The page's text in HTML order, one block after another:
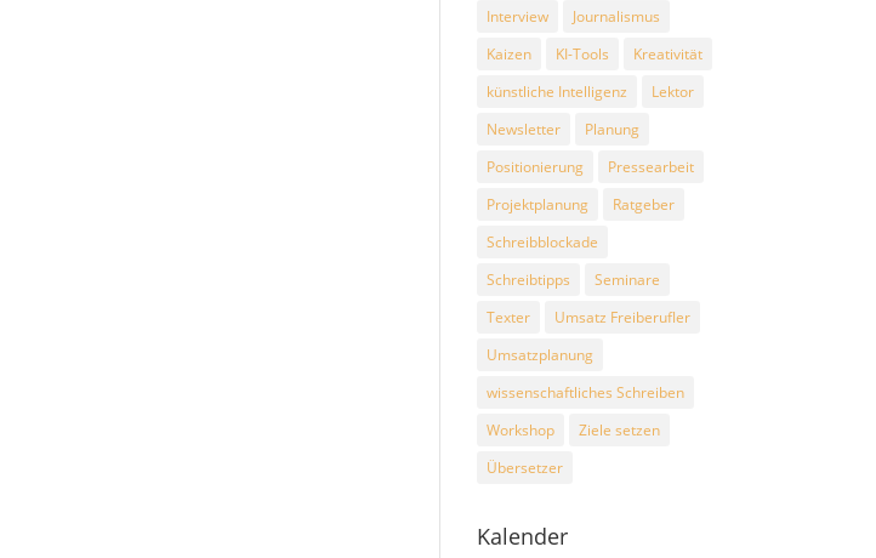
Interview
Journalismus
Kaizen
KI-Tools
Kreativität
künstliche Intelligenz
Lektor
Newsletter
Planung
Positionierung
Pressearbeit
Projektplanung
Ratgeber
Schreibblockade
Schreibtipps
Seminare
Texter
Umsatz Freiberufler
Umsatzplanung
wissenschaftliches Schreiben
Workshop
Ziele setzen
Übersetzer
Kalender